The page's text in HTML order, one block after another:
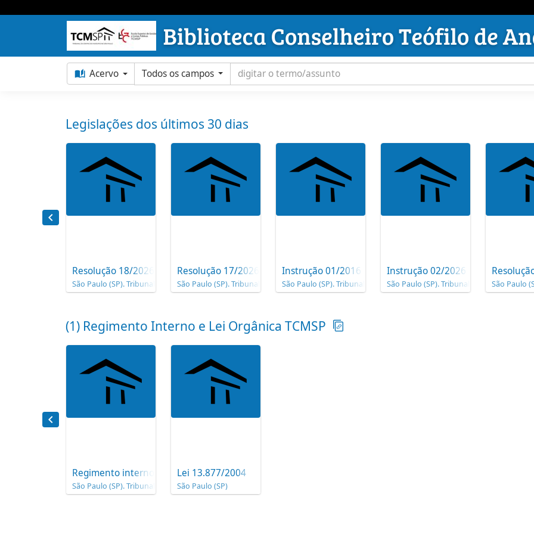
Acervo Todos os campos
Legislações dos últimos 30 dias
Resolução 18/2026
São Paulo (SP). Tribunal de Contas do Município
Resolução 17/2026
São Paulo (SP). Tribunal de Contas do Município
Instrução 01/2016
São Paulo (SP). Tribunal de Contas do Município
Instrução 02/2026
São Paulo (SP). Tribunal de Contas do
São Paulo
(1) Regimento Interno e Lei Orgânica TCMSP
Regimento interno do TCMSP/2002
São Paulo (SP). Tribunal de Contas do Município
Lei 13.877/2004
São Paulo (SP)